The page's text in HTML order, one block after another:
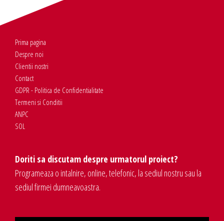
Prima pagina
Despre noi
Clientii nostri
Contact
GDPR - Politica de Confidentialitate
Termeni si Conditii
ANPC
SOL
Doriti sa discutam despre urmatorul proiect?
Programeaza o intalnire, online, telefonic, la sediul nostru sau la
sediul firmei dumneavoastra.